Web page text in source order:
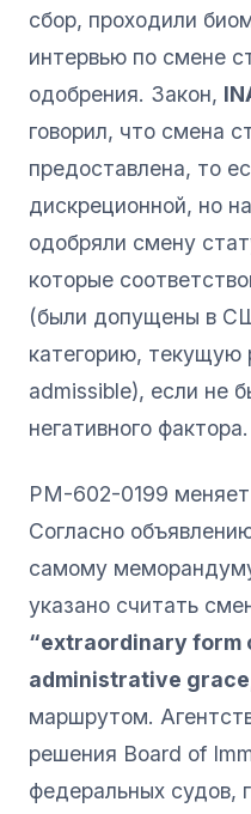
сбор, проходили
интервью по смене
одобрения. Закон,
говорил, что смена
предоставлена, то
дискреционной, но
одобряли смену
которые
(были допущены в
категорию, текущую
admissible), если не
негативного фактора.
PM-602-0199
Согласно
самому
указано считать
“extraordinary form
administrative
маршрутом.
решения Board of
федеральных судов,